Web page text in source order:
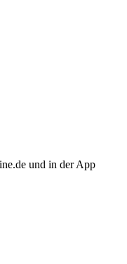
und in der App